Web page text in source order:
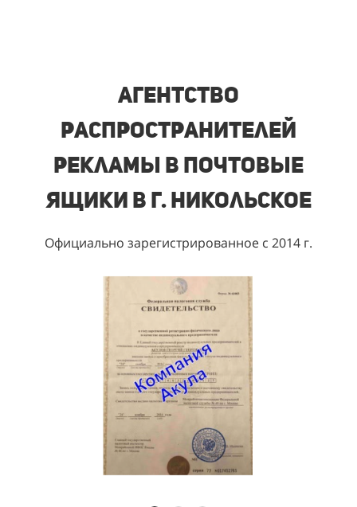
Агентство
распространителей
рекламы в почтовые
ящики в г. Никольское
Официально зарегистрированное с 2014 г.